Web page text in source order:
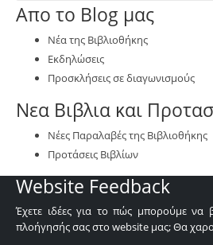
Απο το Blog μας
Νέα της Βιβλιοθήκης
Εκδηλώσεις
Προσκλήσεις σε διαγωνισμούς
Νεα Βιβλια και
Νέες Παραλαβές της Βιβλιοθήκης
Προτάσεις Βιβλίων
Website Feedback
Έχετε ιδέες για το πώς μπορούμε να
πλοήγησής σας στο website μας; Θα